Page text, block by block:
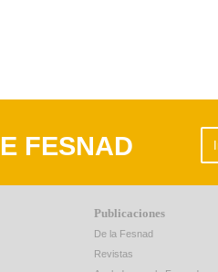
FESNAD
Publicaciones
De la Fesnad
Revistas